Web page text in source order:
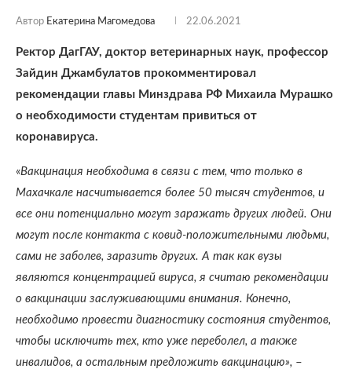
Автор Екатерина Магомедова 22.06.2021
Ректор ДагГАУ, доктор ветеринарных наук, профессор
Зайдин Джамбулатов прокомментировал
рекомендации главы Минздрава РФ Михаила Мурашко
о необходимости студентам привиться от
коронавируса.
«Вакцинация необходима в связи с тем, что только в
Махачкале насчитывается более 50 тысяч студентов, и
все они потенциально могут заражать других людей. Они
могут после контакта с ковид-положительными людьми,
сами не заболев, заразить других. А так как вузы
являются концентрацией вируса, я считаю рекомендации
о вакцинации заслуживающими внимания. Конечно,
необходимо провести диагностику состояния студентов,
чтобы исключить тех, кто уже переболел, а также
инвалидов, а остальным предложить вакцинацию», –